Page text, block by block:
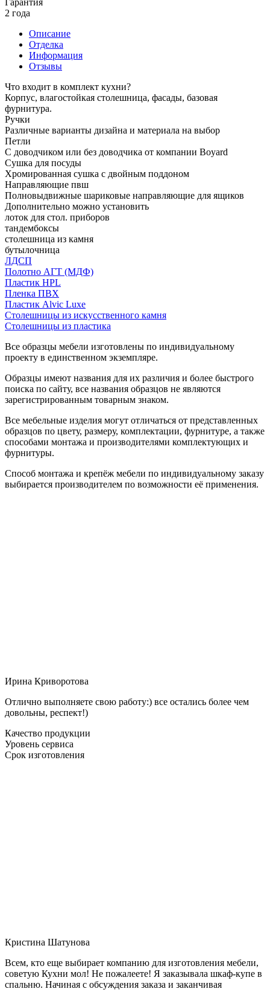
2 года
Описание
Отделка
Информация
Отзывы
Что входит в комплект кухни?
Корпус, влагостойкая столешница, фасады, базовая
фурнитура.
Ручки
Различные варианты дизайна и материала на выбор
Петли
С доводчиком или без доводчика от компании Boyard
Сушка для посуды
Хромированная сушка с двойным поддоном
Направляющие пвш
Полновыдвижные шариковые направляющие для ящиков
Дополнительно можно установить
лоток для стол. приборов
тандембоксы
столешница из камня
бутылочница
ЛДСП
Полотно АГТ (МДФ)
Пластик HPL
Пленка ПВХ
Пластик Alvic Luxe
Столешницы из искусственного камня
Столешницы из пластика
Все образцы мебели изготовлены по индивидуальному
проекту в единственном экземпляре.
Образцы имеют названия для их различия и более быстрого
поиска по сайту, все названия образцов не являются
зарегистрированным товарным знаком.
Все мебельные изделия могут отличаться от представленных
образцов по цвету, размеру, комплектации, фурнитуре, а также
способами монтажа и производителями комплектующих и
фурнитуры.
Способ монтажа и крепёж мебели по индивидуальному заказу
выбирается производителем по возможности её применения.
Ирина Криворотова
Отлично выполняете свою работу:) все остались более чем
довольны, респект!)
Качество продукции
Уровень сервиса
Срок изготовления
Кристина Шатунова
Всем, кто еще выбирает компанию для изготовления мебели,
советую Кухни мол! Не пожалеете! Я заказывала шкаф-купе в
спальню. Начиная с обсуждения заказа и заканчивая